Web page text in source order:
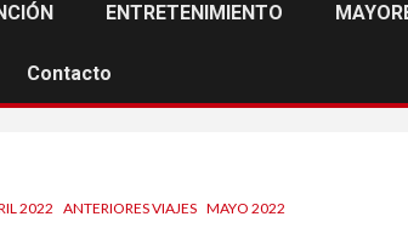
ENTRETENIMIENTO
Contacto
2022 ANTERIORES VIAJES MAYO 2022